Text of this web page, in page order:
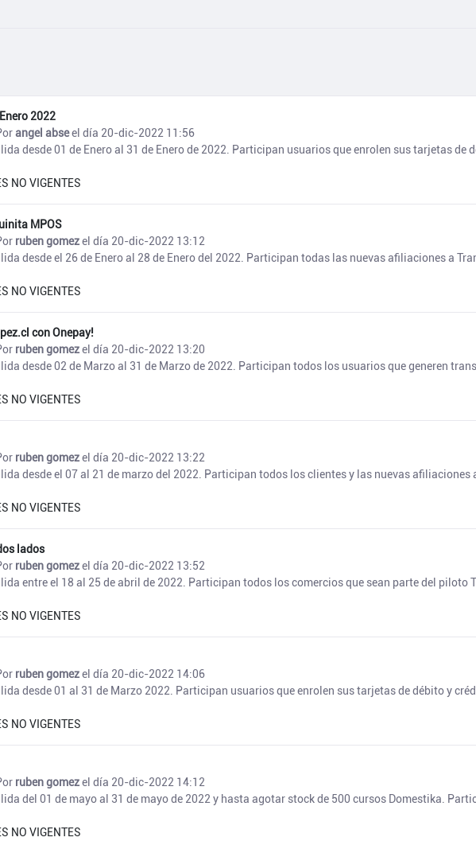
2022
angel abseel día 20-dic-2022 11:56
desde 01 de Enero al 31 de Enero de 2022. Participan usuarios que enrolen sus tarjetas de
NO VIGENTES
MPOS
ruben gomezel día 20-dic-2022 13:12
desde el 26 de Enero al 28 de Enero del 2022. Participan todas las nuevas afiliaciones a
NO VIGENTES
con Onepay!
ruben gomezel día 20-dic-2022 13:20
desde 02 de Marzo al 31 de Marzo de 2022. Participan todos los usuarios que generen
NO VIGENTES
ruben gomezel día 20-dic-2022 13:22
desde el 07 al 21 de marzo del 2022. Participan todos los clientes y las nuevas
NO VIGENTES
lados
ruben gomezel día 20-dic-2022 13:52
entre el 18 al 25 de abril de 2022. Participan todos los comercios que sean parte del piloto
NO VIGENTES
ruben gomezel día 20-dic-2022 14:06
desde 01 al 31 de Marzo 2022. Participan usuarios que enrolen sus tarjetas de débito y
NO VIGENTES
ruben gomezel día 20-dic-2022 14:12
del 01 de mayo al 31 de mayo de 2022 y hasta agotar stock de 500 cursos Domestika.
NO VIGENTES